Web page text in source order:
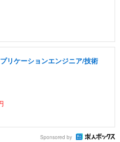
リケーションエンジニア/技術
Sponsored by